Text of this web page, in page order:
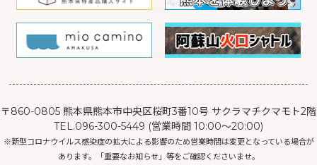
〒860-0805 熊本県熊本市中央区桜町3番10号 サクラマチクマモト2階
TEL.096-300-5449 (営業時間 10:00～20:00)
※新型コロナウイルス感染症の拡大による影響のため営業時間は変更となっている場合が
あります。「重要なお知らせ」等をご確認くださいませ。